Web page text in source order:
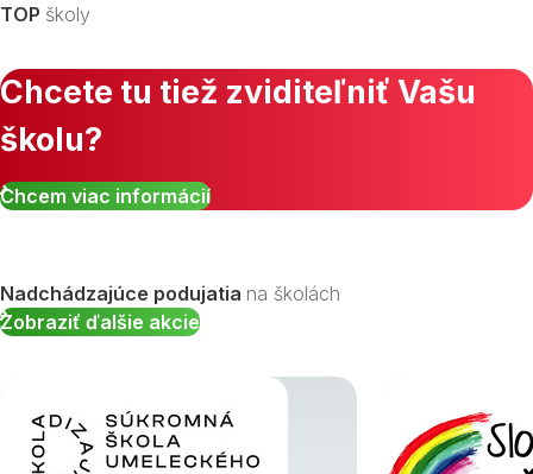
Zobraziť všetky študijné odbory »
TOP školy
Chcete tu tiež zviditeľniť Vašu
školu?
Chcem viac informácií
Nadchádzajúce podujatia na školách
Zobraziť ďalšie akcie